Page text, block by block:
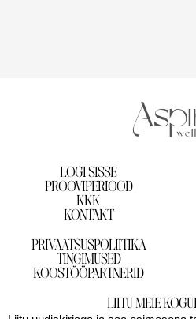
LOGI SISSE
PROOVIPERIOOD
KKK
KONTAKT
PRIVAATSUSPOLIITIKA
TINGIMUSED
KOOSTÖÖPARTNERID
LIITU MEIE